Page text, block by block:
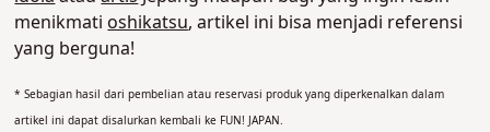
menikmatioshikatsu, artikel ini bisa menjadi referensi
yang berguna!
* Sebagian hasil dari pembelian atau reservasi produk yang diperkenalkan dalam
artikel ini dapat disalurkan kembali ke FUN! JAPAN.